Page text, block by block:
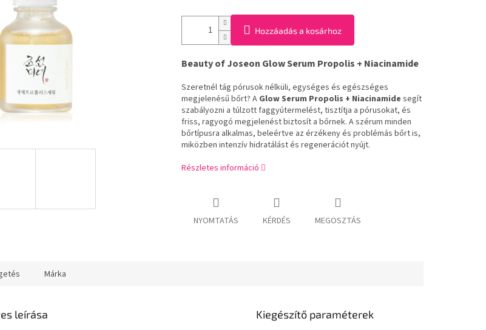
Hozzáadás a kosárhoz
Beauty of Joseon Glow Serum Propolis + Niacinamide
Szeretnél tág pórusok nélküli, egységes és egészséges
megjelenésű bőrt? A Glow Serum Propolis + Niacinamide segít
szabályozni a túlzott faggyútermelést, tisztítja a pórusokat, és
friss, ragyogó megjelenést biztosít a bőrnek. A szérum minden
bőrtípusra alkalmas, beleértve az érzékeny és problémás bőrt is,
miközben intenzív hidratálást és regenerációt nyújt.
Részletes információ
NYOMTATÁS KÉRDÉS MEGOSZTÁS
Márka
leírása Kiegészítő paraméterek